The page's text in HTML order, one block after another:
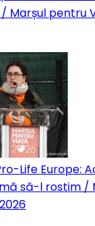
Marșul pentru
Life Europe:
să-l rostim /